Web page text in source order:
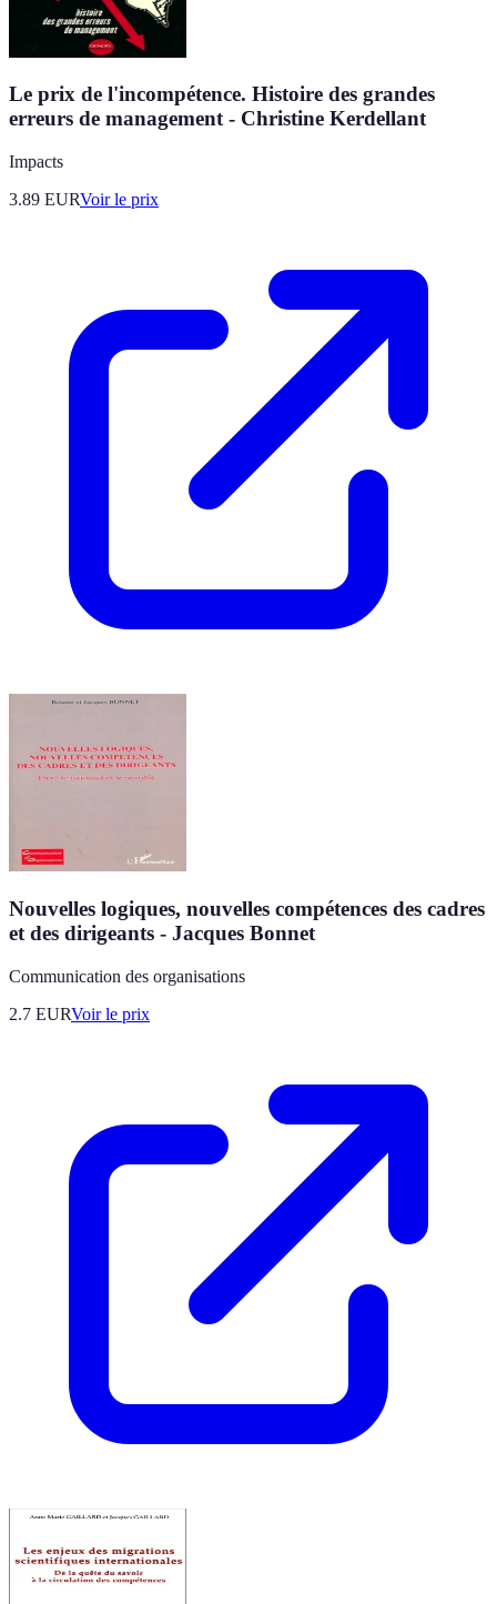
Le prix de l'incompétence. Histoire des grandes
erreurs de management - Christine Kerdellant
Impacts
3.89 EURVoir le prix
Nouvelles logiques, nouvelles compétences des cadres
et des dirigeants - Jacques Bonnet
Communication des organisations
2.7 EURVoir le prix